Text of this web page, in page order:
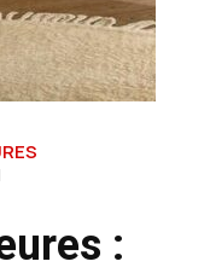
: